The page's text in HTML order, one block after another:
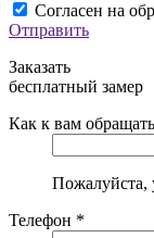
Согласен на
Отправить
Заказать
бесплатный замер
Как к вам
Пожалуйста,
Телефон *